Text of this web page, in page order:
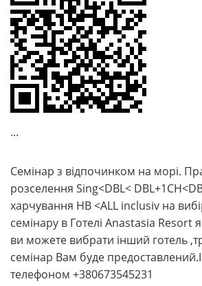
...
Семінар з відпочинком на морі.
розселення Sing<DBL<
харчування HB <ALL inclusiv на
семінару в Готелі Anastasia Resort
ви можете вибрати інший готель
семінар Вам буде
телефоном +380673545231